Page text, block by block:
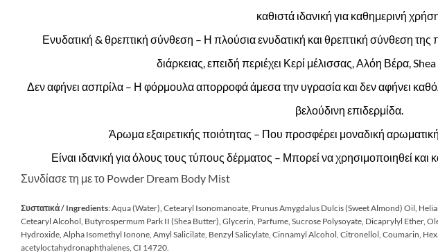
καθιστά ιδανική για καθημερινή
Ενυδατική & θρεπτική σύνθεση – Η πλούσια ενυδατική και θρεπτική σύνθεση
διάρκειας, επειδή περιέχει Κερί μέλισσας, Αλόη Βέρα,
Δεν αφήνει ασπρίλα – Η φόρμουλα απορροφά άμεσα την υγρασία και δεν αφήνει
βελούδινη επιδερμίδα.
Άρωμα εξαιρετικής ποιότητας – Που προσφέρει μοναδική
Είναι ιδανική για όλους τους τύπους δέρματος – Μπορεί να χρησιμοποιηθεί και
Συνδίασε τη με το Powder Dream Body Mist
Συστατικά / Ingredients: Aqua (Water), Cetearyl Isonomanoate, Prunus Amygdalus Dulcis (Sweet Almond) Oil,
Cetearyl Alcohol, Butyrospermum Park II (Shea Butter), Glycerin, Parfume, Sucrose Polysoyate, Dicaprylyl Ether,
Hydroxide, Alpha Isomethyl Ionone, Amyl Salicilate, Benzyl Salicylate, Cinnamyl Alcohol, Citronellol, Coumarin,
acetyloctahydronaphthalenes, CI 14720.